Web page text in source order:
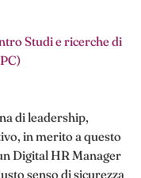
Studi e ricerche di
di leadership,
in merito a questo
Digital HR Manager
senso di sicurezza